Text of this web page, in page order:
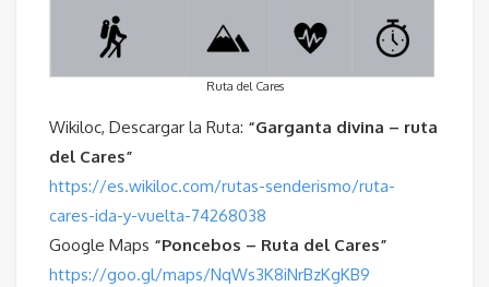
Ruta del Cares
Wikiloc, Descargar la Ruta: “Garganta divina – ruta
del Cares”
https://es.wikiloc.com/rutas-senderismo/ruta-
cares-ida-y-vuelta-74268038
Google Maps “Poncebos – Ruta del Cares”
https://goo.gl/maps/NqWs3K8iNrBzKgKB9